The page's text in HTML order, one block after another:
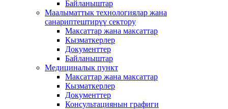
Байланыштар
Маалыматтык технологиялар жана
санариптештирүү сектору
Максаттар жана максаттар
Кызматкерлер
Документтер
Байланыштар
Медициналык пункт
Максаттар жана максаттар
Кызматкерлер
Документтер
Консультациянын графиги